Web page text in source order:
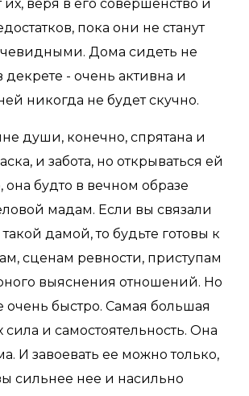
их, веря в его совершенство и
пока они не станут
Дома сидеть не
декрете - очень активна и
никогда не будет скучно.
души, конечно, спрятана и
и забота, но открываться ей
она будто в вечном образе
мадам. Если вы связали
дамой, то будьте готовы к
сценам ревности, приступам
выяснения отношений. Но
очень быстро. Самая большая
и самостоятельность. Она
И завоевать ее можно только,
сильнее нее и насильно